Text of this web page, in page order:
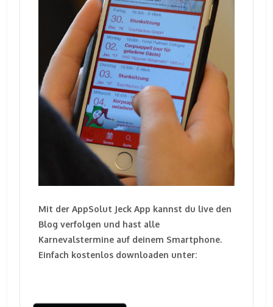
Mit der AppSolut Jeck App kannst du live den
Blog verfolgen und hast alle
Karnevalstermine auf deinem Smartphone.
Einfach kostenlos downloaden unter: